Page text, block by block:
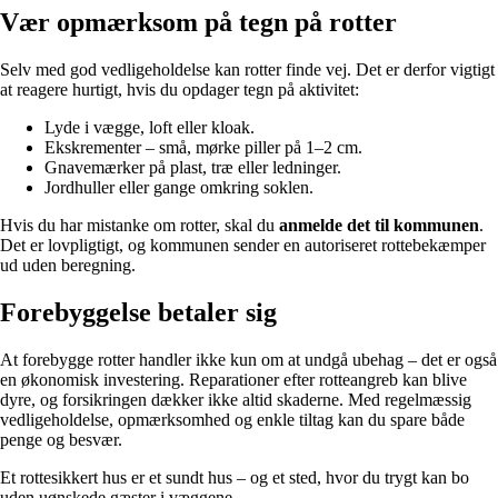
Vær opmærksom på tegn på rotter
Selv med god vedligeholdelse kan rotter finde vej. Det er derfor vigtigt
at reagere hurtigt, hvis du opdager tegn på aktivitet:
Lyde i vægge, loft eller kloak.
Ekskrementer – små, mørke piller på 1–2 cm.
Gnavemærker på plast, træ eller ledninger.
Jordhuller eller gange omkring soklen.
Hvis du har mistanke om rotter, skal du anmelde det til kommunen.
Det er lovpligtigt, og kommunen sender en autoriseret rottebekæmper
ud uden beregning.
Forebyggelse betaler sig
At forebygge rotter handler ikke kun om at undgå ubehag – det er også
en økonomisk investering. Reparationer efter rotteangreb kan blive
dyre, og forsikringen dækker ikke altid skaderne. Med regelmæssig
vedligeholdelse, opmærksomhed og enkle tiltag kan du spare både
penge og besvær.
Et rottesikkert hus er et sundt hus – og et sted, hvor du trygt kan bo